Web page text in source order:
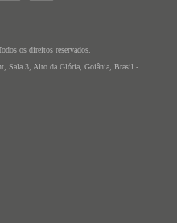
os direitos reservados.
Sala 3, Alto da Glória, Goiânia, Brasil -